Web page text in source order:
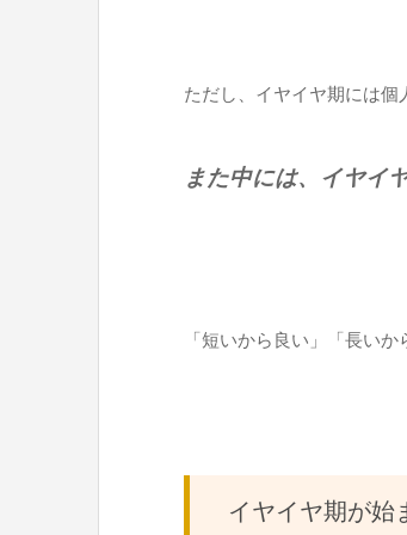
ただし、イヤイヤ期には
また中には、イヤイ
「短いから良い」「長い
イヤイヤ期が始